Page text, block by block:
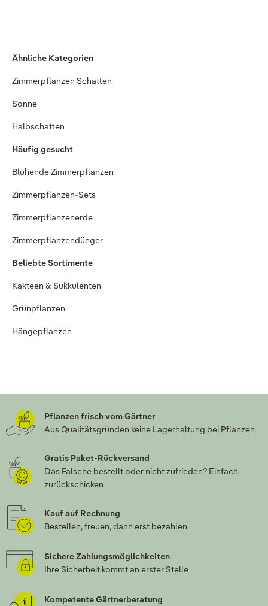
Ähnliche Kategorien
Zimmerpflanzen Schatten
Sonne
Halbschatten
Häufig gesucht
Blühende Zimmerpflanzen
Zimmerpflanzen-Sets
Zimmerpflanzenerde
Zimmerpflanzendünger
Beliebte Sortimente
Kakteen & Sukkulenten
Grünpflanzen
Hängepflanzen
Pflanzen frisch vom Gärtner
Aus Qualitätsgründen keine Lagerhaltung bei Pflanzen
Gratis Paket-Rückversand
Das Falsche bestellt oder nicht zufrieden? Einfach
zurückschicken
Kauf auf Rechnung
Bestellen, freuen, dann erst bezahlen
Sichere Zahlungsmöglichkeiten
Ihre Sicherheit kommt an erster Stelle
Kompetente Gärtnerberatung